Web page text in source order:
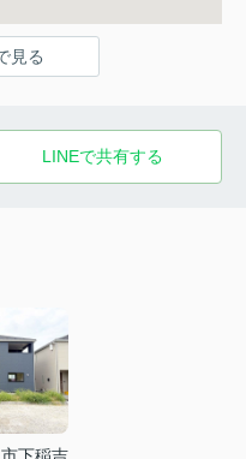
見る
LINEで共有する